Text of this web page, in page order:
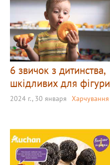
6 звичок з дитинства,
шкідливих для фігури
2024 г., 30 января Харчування